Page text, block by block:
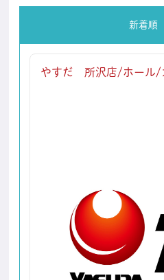
新着順
やすだ 所沢店/ホール/